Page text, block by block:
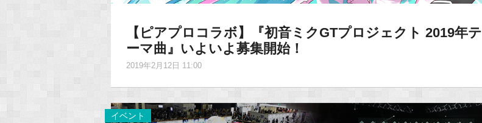
【ピアプロコラボ】『初音ミクGTプロジェクト 2019年テ
ーマ曲』いよいよ募集開始！
2019年2月12日 11:00
イベント